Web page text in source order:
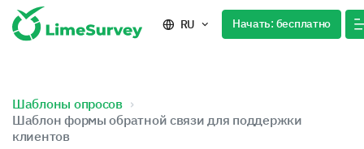
RU Начать: бесплатно
Шаблоны опросов
Шаблон формы обратной связи для поддержки
клиентов